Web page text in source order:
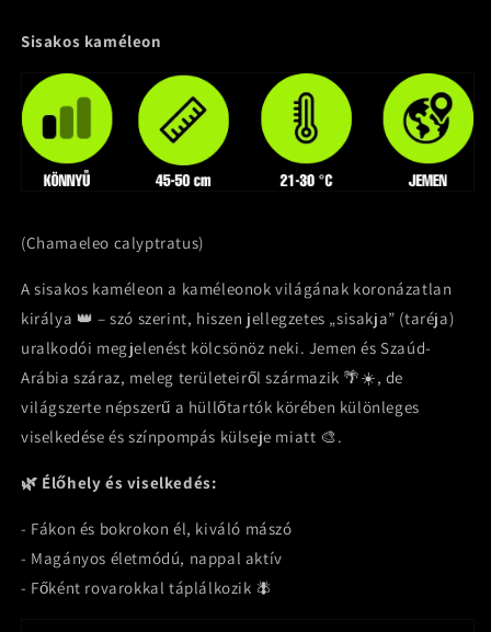
Sisakos kaméleon
(Chamaeleo calyptratus)
A sisakos kaméleon a kaméleonok világának koronázatlan
királya 👑 – szó szerint, hiszen jellegzetes „sisakja” (taréja)
uralkodói megjelenést kölcsönöz neki. Jemen és Szaúd-
Arábia száraz, meleg területeiről származik 🌴☀️, de
világszerte népszerű a hüllőtartók körében különleges
viselkedése és színpompás külseje miatt 🎨.
🌿 Élőhely és viselkedés:
- Fákon és bokrokon él, kiváló mászó
- Magányos életmódú, nappal aktív
- Főként rovarokkal táplálkozik 🪰